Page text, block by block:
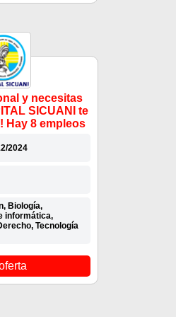
y necesitas
SICUANI te
Hay 8 empleos
2024
Biología,
informática,
Tecnología